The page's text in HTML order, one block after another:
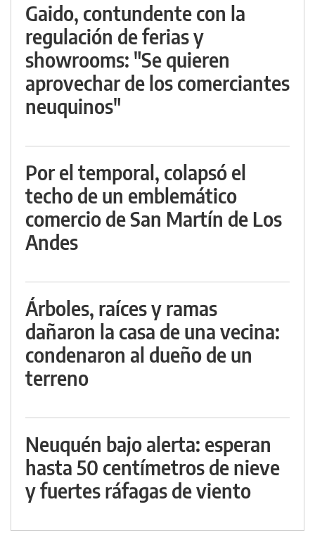
Gaido, contundente con la
regulación de ferias y
showrooms: "Se quieren
aprovechar de los comerciantes
neuquinos"
Por el temporal, colapsó el
techo de un emblemático
comercio de San Martín de Los
Andes
Árboles, raíces y ramas
dañaron la casa de una vecina:
condenaron al dueño de un
terreno
Neuquén bajo alerta: esperan
hasta 50 centímetros de nieve
y fuertes ráfagas de viento